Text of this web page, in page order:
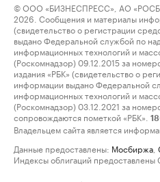
© ООО «БИЗНЕСПРЕСС», АО
2026. Сообщения и материалы
(свидетельство о регистрации
выдано Федеральной службой по
информационных технологий и
(Роскомнадзор) 09.12.2015 за
издания «РБК» (свидетельство о
информации выдано Федеральной
информационных технологий и
(Роскомнадзор) 03.12.2021 за
сопровождаются пометкой «РБК».
Владельцем сайта является
Данные предоставлены: Мосбиржа
Индексы облигаций предоставлены